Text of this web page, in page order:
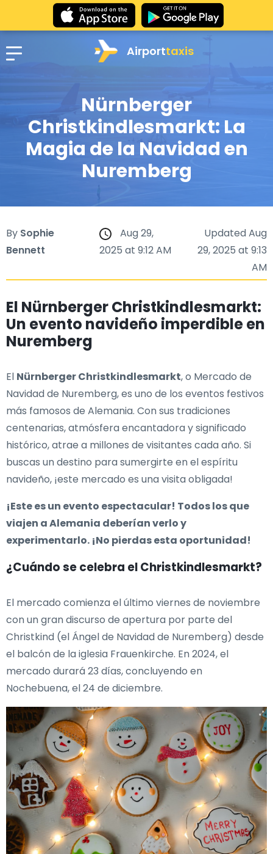
Airporttaxis
Nürnberger
Christkindlesmarkt: La
Magia de la Navidad en
Nuremberg
By Sophie
Bennett
Aug 29,
2025 at 9:12 AM
Updated Aug
29, 2025 at 9:13
AM
El Nürnberger Christkindlesmarkt:
Un evento navideño imperdible en
Nuremberg
El Nürnberger Christkindlesmarkt, o Mercado de
Navidad de Nuremberg, es uno de los eventos festivos
más famosos de Alemania. Con sus tradiciones
centenarias, atmósfera encantadora y significado
histórico, atrae a millones de visitantes cada año. Si
buscas un destino para sumergirte en el espíritu
navideño, ¡este mercado es una visita obligada!
¡Este es un evento espectacular! Todos los que
viajen a Alemania deberían verlo y
experimentarlo. ¡No pierdas esta oportunidad!
¿Cuándo se celebra el Christkindlesmarkt?
El mercado comienza el último viernes de noviembre
con un gran discurso de apertura por parte del
Christkind (el Ángel de Navidad de Nuremberg) desde
el balcón de la iglesia Frauenkirche. En 2024, el
mercado durará 23 días, concluyendo en
Nochebuena, el 24 de diciembre.